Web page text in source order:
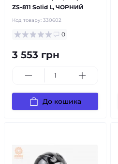
ZS-811 Solid L, ЧОРНИЙ
Код товару: 330602
0
3 553 грн
До кошика